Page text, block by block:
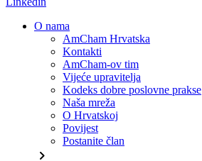
O nama
AmCham Hrvatska
Kontakti
AmCham-ov tim
Vijeće upravitelja
Kodeks dobre poslovne prakse
Naša mreža
O Hrvatskoj
Povijest
Postanite član
chevron_right